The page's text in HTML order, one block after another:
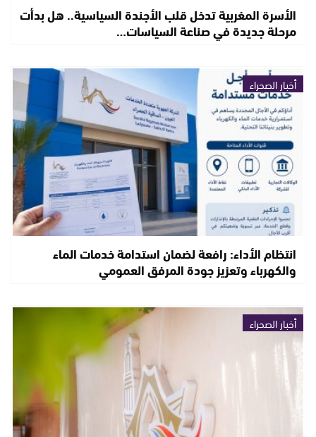
الأسرة المغربية تدخل قلب الأجندة السياسية.. هل بدأت
مرحلة جديدة في صناعة السياسات…
أخبار الصحراء
انتظام الأداء: رافعة لضمان استدامة خدمات الماء
والكهرباء وتعزيز جودة المرفق العمومي
أخبار الصحراء